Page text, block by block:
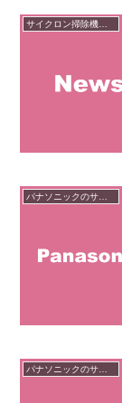
サイクロン掃除機のニュース
パナソニックのサイクロン掃除機
パナソニックのサイクロン掃除機